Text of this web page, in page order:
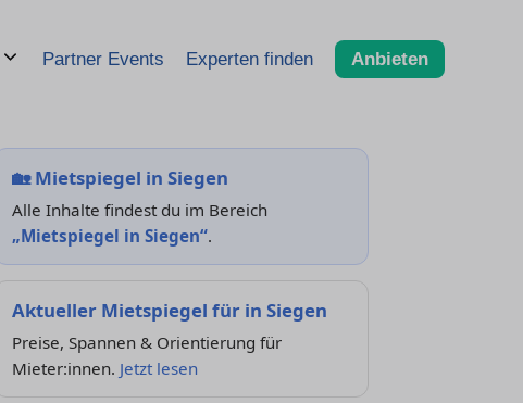
Partner Events Experten finden Anbieten
🏡Mietspiegel in Siegen
Alle Inhalte findest du im Bereich
„Mietspiegel in Siegen“.
Aktueller Mietspiegel für in Siegen
Preise, Spannen & Orientierung für
Mieter:innen. Jetzt lesen